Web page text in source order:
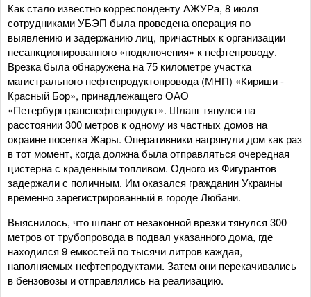
Как стало известно корреспонденту АЖУРа, 8 июля
сотрудниками УБЭП была проведена операция по
выявлению и задержанию лиц, причастных к организации
несанкционированного «подключения» к нефтепроводу.
Врезка была обнаружена на 75 километре участка
магистрального нефтепродуктопровода (МНП) «Кириши -
Красный Бор», принадлежащего ОАО
«Петербургтранснефтепродукт». Шланг тянулся на
расстоянии 300 метров к одному из частных домов на
окраине поселка Жары. Оперативники нагрянули дом как раз
в тот момент, когда должна была отправляться очередная
цистерна с краденным топливом. Одного из Фигурантов
задержали с поличным. Им оказался гражданин Украины
временно зарегистрированный в городе Любани.
Выяснилось, что шланг от незаконной врезки тянулся 300
метров от трубопровода в подвал указанного дома, где
находился 9 емкостей по тысячи литров каждая,
наполняемых нефтепродуктами. Затем они перекачивались
в бензовозы и отправлялись на реализацию.